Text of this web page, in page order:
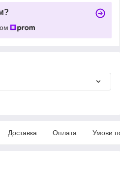
Доставка Оплата Умови